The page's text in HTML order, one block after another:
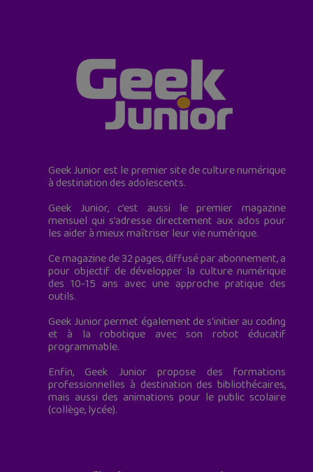
Geek Junior est le premier site de culture numérique
à destination des adolescents.
Geek Junior, c’est aussi le premier magazine
mensuel qui s’adresse directement aux ados pour
les aider à mieux maîtriser leur vie numérique.
Ce magazine de 32 pages, diffusé par abonnement, a
pour objectif de développer la culture numérique
des 10-15 ans avec une approche pratique des
outils.
Geek Junior permet également de s'initier au coding
et à la robotique avec son robot éducatif
programmable.
Enfin, Geek Junior propose des formations
professionnelles à destination des bibliothécaires,
mais aussi des animations pour le public scolaire
(collège, lycée).